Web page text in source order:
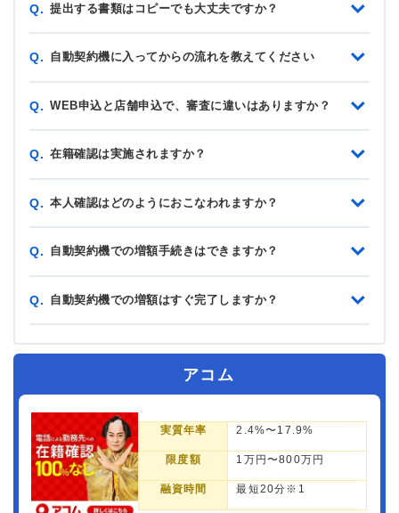
Q. 提出する書類はコピーでも大丈夫ですか？
Q. 自動契約機に入ってからの流れを教えてください
Q. WEB申込と店舗申込で、審査に違いはありますか？
Q. 在籍確認は実施されますか？
Q. 本人確認はどのようにおこなわれますか？
Q. 自動契約機での増額手続きはできますか？
Q. 自動契約機での増額はすぐ完了しますか？
アコム
実質年率 2.4%〜17.9%
限度額 1万円〜800万円
融資時間 最短20分※1